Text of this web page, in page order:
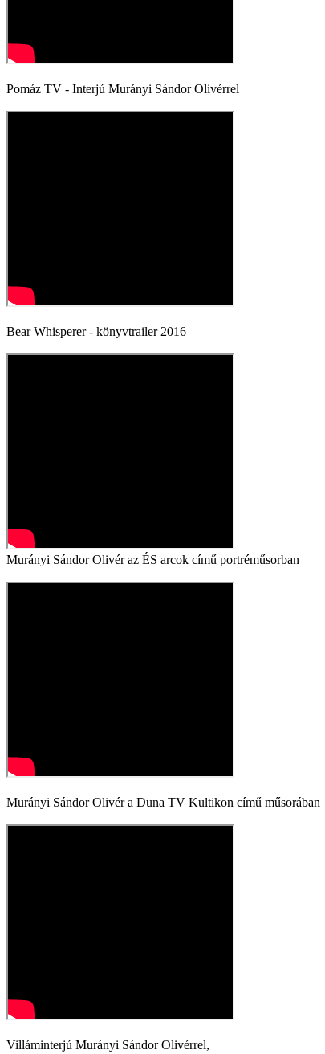
Pomáz TV - Interjú Murányi Sándor Olivérrel
Bear Whisperer - könyvtrailer 2016
Murányi Sándor Olivér az ÉS arcok című portréműsorban
Murányi Sándor Olivér a Duna TV Kultikon című műsorában
Villáminterjú Murányi Sándor Olivérrel,